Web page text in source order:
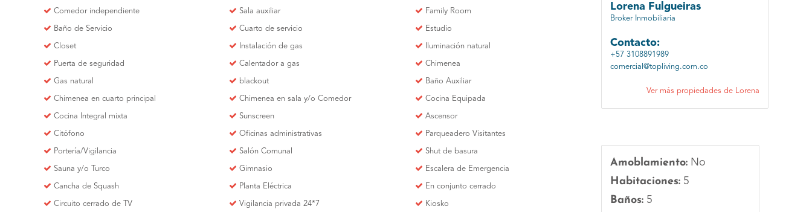
Comedor independiente Sala auxiliar Family Room
Baño de Servicio Cuarto de servicio Estudio
Closet Instalación de gas Iluminación natural
Puerta de seguridad Calentador a gas Chimenea
Gas natural blackout Baño Auxiliar
Chimenea en cuarto principal Chimenea en sala y/o Comedor Cocina Equipada
Cocina Integral mixta Sunscreen Ascensor
Citófono Oficinas administrativas Parqueadero Visitantes
Portería/Vigilancia Salón Comunal Shut de basura
Sauna y/o Turco Gimnasio Escalera de Emergencia
Cancha de Squash Planta Eléctrica En conjunto cerrado
Circuito cerrado de TV Vigilancia privada 24*7 Kiosko
Lorena Fulgueiras
Broker Inmobiliaria
Contacto:
+57 3108891989
comercial@topliving.com.co
Ver más propiedades de Lorena
Amoblamiento:No
Habitaciones:5
Baños:5